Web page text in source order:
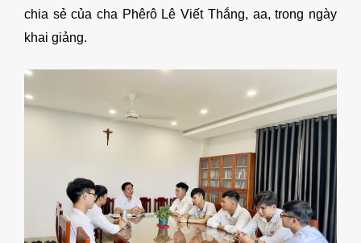
chia sẻ của cha Phêrô Lê Viết Thắng, aa, trong ngày
khai giảng.